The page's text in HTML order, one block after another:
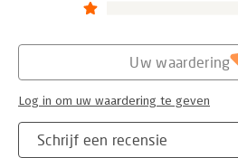
Schrijf een recensie
Uw waardering
Log in om uw waardering te geven